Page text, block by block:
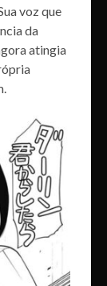
voz que
da
atingia